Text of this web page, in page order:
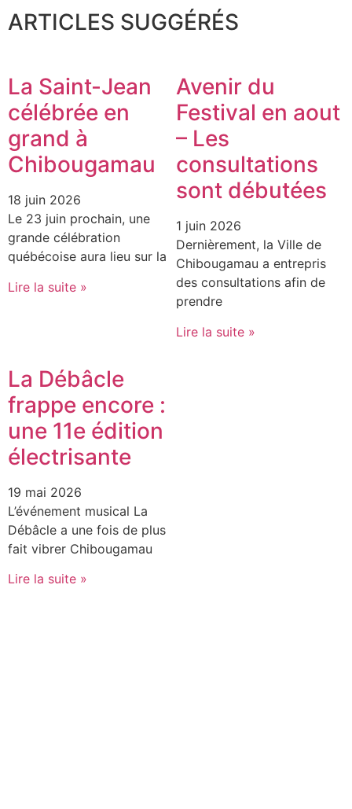
ARTICLES SUGGÉRÉS
La Saint-Jean
célébrée en
grand à
Chibougamau
18 juin 2026
Le 23 juin prochain, une
grande célébration
québécoise aura lieu sur la
Lire la suite »
Avenir du
Festival en aout
– Les
consultations
sont débutées
1 juin 2026
Dernièrement, la Ville de
Chibougamau a entrepris
des consultations afin de
prendre
Lire la suite »
La Débâcle
frappe encore :
une 11e édition
électrisante
19 mai 2026
L’événement musical La
Débâcle a une fois de plus
fait vibrer Chibougamau
Lire la suite »